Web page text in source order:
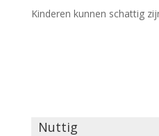
Kinderen kunnen schattig
Nuttig